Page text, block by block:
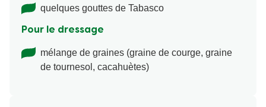
quelques gouttes de Tabasco
Pour le dressage
mélange de graines (graine de courge, graine
de tournesol, cacahuètes)